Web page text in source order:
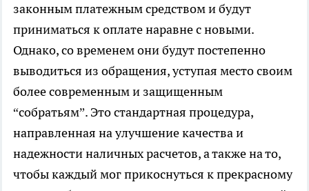
законным платежным средством и будут
приниматься к оплате наравне с новыми.
Однако, со временем они будут постепенно
выводиться из обращения, уступая место своим
более современным и защищенным
“собратьям”. Это стандартная процедура,
направленная на улучшение качества и
надежности наличных расчетов, а также на то,
чтобы каждый мог прикоснуться к прекрасному